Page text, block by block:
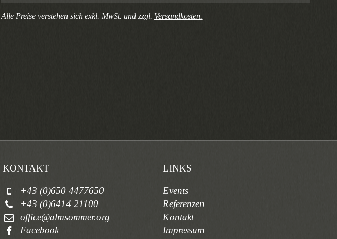
Alle Preise verstehen sich exkl. MwSt. und zzgl. Versandkosten.
KONTAKT
+43 (0)650 4477650
+43 (0)6414 21100
office@almsommer.org
Facebook
LINKS
Events
Referenzen
Kontakt
Impressum